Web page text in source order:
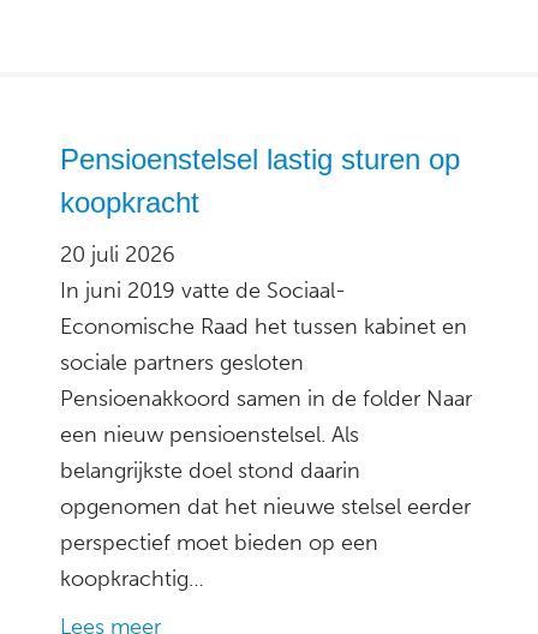
Pensioenstelsel lastig sturen op
koopkracht
20 juli 2026
In juni 2019 vatte de Sociaal-
Economische Raad het tussen kabinet en
sociale partners gesloten
Pensioenakkoord samen in de folder Naar
een nieuw pensioenstelsel. Als
belangrijkste doel stond daarin
opgenomen dat het nieuwe stelsel eerder
perspectief moet bieden op een
koopkrachtig…
Lees meer